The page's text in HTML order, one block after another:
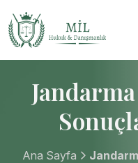
Ana Sayfa